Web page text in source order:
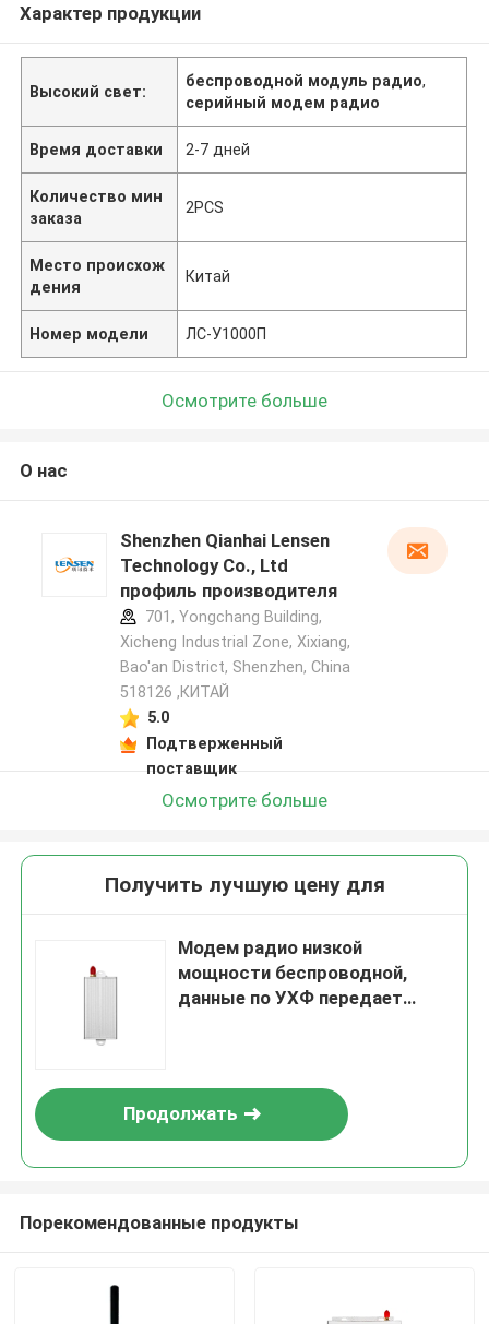
Характер продукции
Высокий свет:
беспроводной модуль радио,
серийный модем радио
Время доставки 2-7 дней
Количество мин
заказа
2PCS
Место происхож
дения
Китай
Номер модели ЛС-У1000П
Осмотрите больше
О нас
Shenzhen Qianhai Lensen
Technology Co., Ltd
профиль производителя
701, Yongchang Building,
Xicheng Industrial Zone, Xixiang,
Bao'an District, Shenzhen, China
518126 ,КИТАЙ
5.0
Подтверженный
поставщик
Осмотрите больше
Получить лучшую цену для
Модем радио низкой
мощности беспроводной,
данные по УХФ передает
Продолжать
Порекомендованные продукты